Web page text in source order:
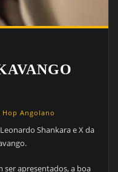
Hop Angolano
Shankara e X da
ser apresentados, a boa